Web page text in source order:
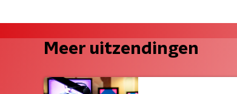
Meer uitzendingen